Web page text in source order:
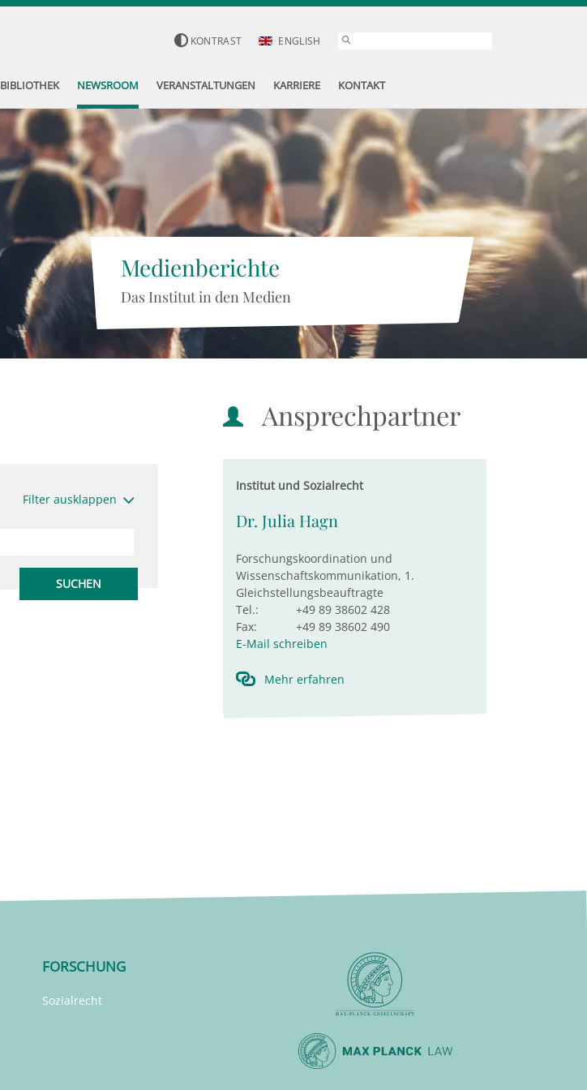
KONTRAST ENGLISH
BIBLIOTHEK NEWSROOM VERANSTALTUNGEN KARRIERE KONTAKT
Medienberichte
Das Institut in den Medien
Filter ausklappen
Ansprechpartner
Institut und Sozialrecht
Dr. Julia Hagn
Forschungskoordination und
Wissenschaftskommunikation, 1.
Gleichstellungsbeauftragte
Tel.:
+49 89 38602 428
Fax:
+49 89 38602 490
E-Mail schreiben
Mehr erfahren
FORSCHUNG
Sozialrecht